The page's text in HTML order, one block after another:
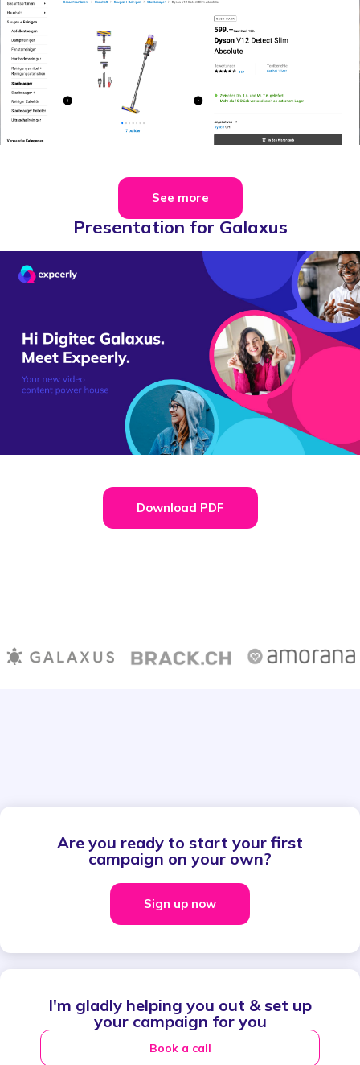
See more
Presentation for Galaxus
Download PDF
Are you ready to start your first
campaign on your own?
Sign up now
I'm gladly helping you out & set up
your campaign for you
Book a call